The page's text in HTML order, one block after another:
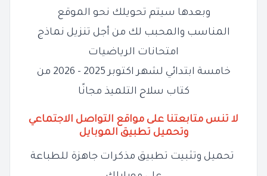
وبعدها سيتم تحويلك نحو الموقع
المناسب والمحبب لك من أجل تنزيل نماذج
امتحانات الرياضيات
خامسة ابتدائي لشهر اكتوبر 2025 - 2026 من
كتاب سلاح التلميذ مجانًا
لا تنس متابعتنا على مواقع التواصل الاجتماعي
وتحميل تطبيق الموبايل
تحميل وتثبيت تطبيق مذكرات جاهزة للطباعة